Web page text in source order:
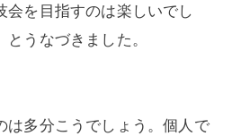
会を目指すのは楽しいでし
うなづきました。
は多分こうでしょう。個人で